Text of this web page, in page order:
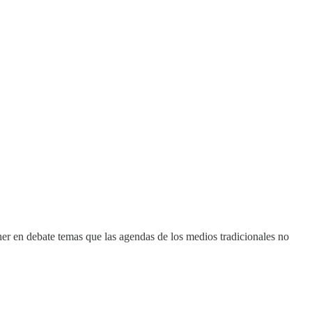
en debate temas que las agendas de los medios tradicionales no